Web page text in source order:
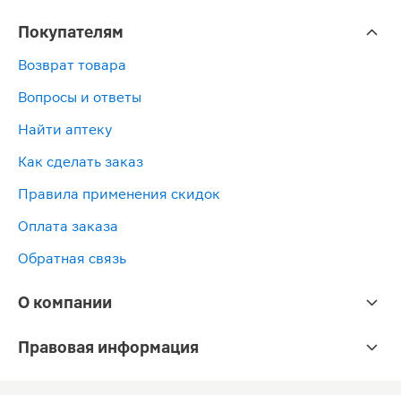
Покупателям
Возврат товара
Вопросы и ответы
Найти аптеку
Как сделать заказ
Правила применения скидок
Оплата заказа
Обратная связь
О компании
Правовая информация